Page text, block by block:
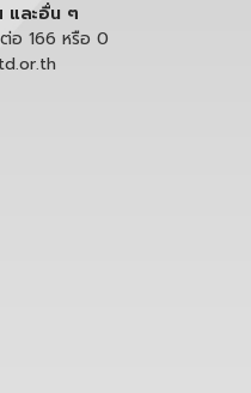
และอื่น ๆ
อ 166 หรือ 0